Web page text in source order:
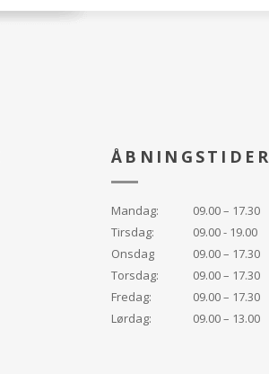
ÅBNINGSTIDER
Mandag:
09.00 – 17.30
Tirsdag:
09.00 - 19.00
Onsdag
09.00 – 17.30
Torsdag:
09.00 – 17.30
Fredag:
09.00 – 17.30
Lørdag:
09.00 – 13.00